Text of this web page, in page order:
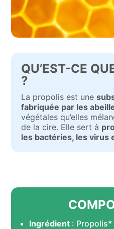
QU’EST-CE
?
La propolis est une
fabriquée par les
végétales qu’elles
de la cire. Elle sert à
les bactéries, les virus
Ingrédient : Propolis*